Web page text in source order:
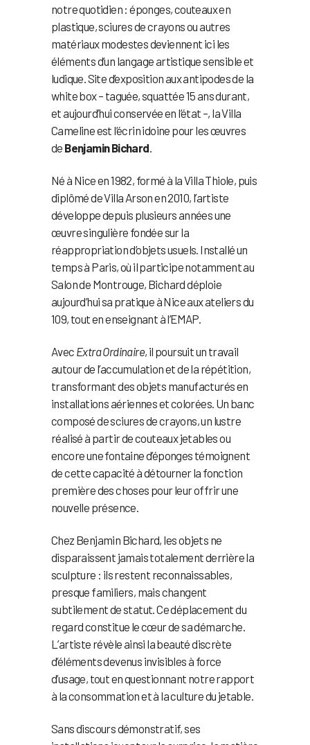
notre quotidien : éponges, couteaux en
plastique, sciures de crayons ou autres
matériaux modestes deviennent ici les
éléments d’un langage artistique sensible et
ludique. Site d’exposition aux antipodes de la
white box – taguée, squattée 15 ans durant,
et aujourd’hui conservée en l’état –, la Villa
Cameline est l’écrin idoine pour les œuvres
de Benjamin Bichard
Né à Nice en 1982, formé à la Villa Thiole, puis
diplômé de Villa Arson en 2010, l’artiste
développe depuis plusieurs années une
œuvre singulière fondée sur la
réappropriation d’objets usuels. Installé un
temps à Paris, où il participe notamment au
Salon de Montrouge, Bichard déploie
aujourd’hui sa pratique à Nice aux ateliers du
109, tout en enseignant à l’EMAP.
Avec Extra Ordinaire, il poursuit un travail
autour de l’accumulation et de la répétition,
transformant des objets manufacturés en
installations aériennes et colorées. Un banc
composé de sciures de crayons, un lustre
réalisé à partir de couteaux jetables ou
encore une fontaine d’éponges témoignent
de cette capacité à détourner la fonction
première des choses pour leur offrir une
nouvelle présence.
Chez Benjamin Bichard, les objets ne
disparaissent jamais totalement derrière la
sculpture : ils restent reconnaissables,
presque familiers, mais changent
subtilement de statut. Ce déplacement du
regard constitue le cœur de sa démarche.
L’artiste révèle ainsi la beauté discrète
d’éléments devenus invisibles à force
d’usage, tout en questionnant notre rapport
à la consommation et à la culture du jetable.
Sans discours démonstratif, ses